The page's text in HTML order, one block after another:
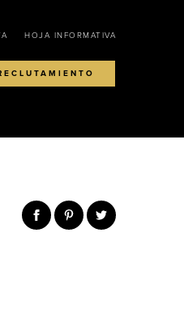
HOJA INFORMATIVA